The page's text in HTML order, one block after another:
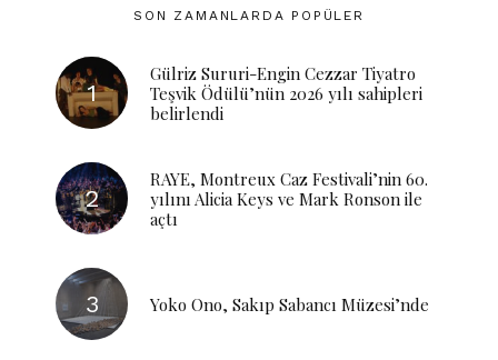
SON ZAMANLARDA POPÜLER
Gülriz Sururi-Engin Cezzar Tiyatro
Teşvik Ödülü’nün 2026 yılı sahipleri
belirlendi
RAYE, Montreux Caz Festivali’nin 60.
yılını Alicia Keys ve Mark Ronson ile
açtı
Yoko Ono, Sakıp Sabancı Müzesi’nde